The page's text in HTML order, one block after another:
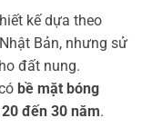
kế dựa theo
Bản, nhưng sử
đất nung.
bề mặt bóng
đến 30 năm.